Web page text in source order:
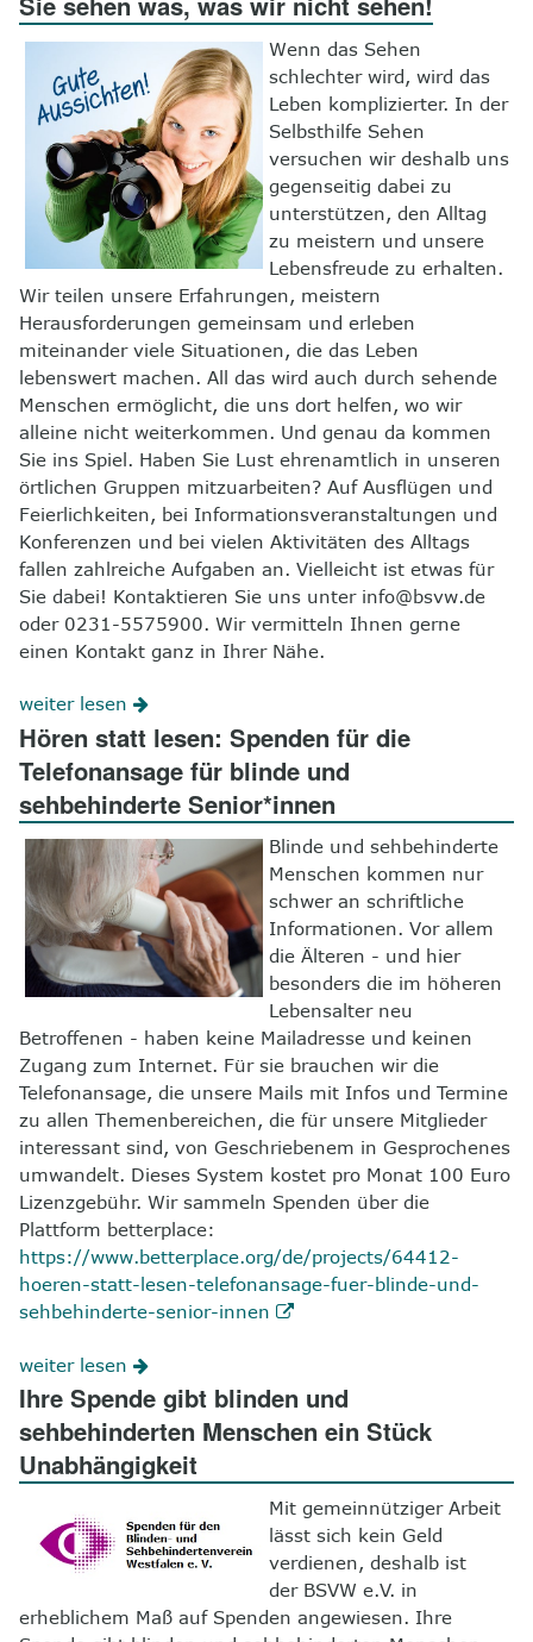
8
Kontakt
Wenn das Sehen
schlechter wird, wird das
Leben komplizierter. In der
Selbsthilfe Sehen
versuchen wir deshalb uns
gegenseitig dabei zu
unterstützen, den Alltag
zu meistern und unsere
Lebensfreude zu erhalten.
Wir teilen unsere Erfahrungen, meistern
Herausforderungen gemeinsam und erleben
miteinander viele Situationen, die das Leben
lebenswert machen. All das wird auch durch sehende
Menschen ermöglicht, die uns dort helfen, wo wir
alleine nicht weiterkommen. Und genau da kommen
Sie ins Spiel. Haben Sie Lust ehrenamtlich in unseren
örtlichen Gruppen mitzuarbeiten? Auf Ausflügen und
Feierlichkeiten, bei Informationsveranstaltungen und
Konferenzen und bei vielen Aktivitäten des Alltags
fallen zahlreiche Aufgaben an. Vielleicht ist etwas für
Sie dabei! Kontaktieren Sie uns unter info@bsvw.de
oder 0231-5575900. Wir vermitteln Ihnen gerne
einen Kontakt ganz in Ihrer Nähe.
weiter lesen
Hören statt lesen: Spenden für die
Telefonansage für blinde und
sehbehinderte Senior*innen
Blinde und sehbehinderte
Menschen kommen nur
schwer an schriftliche
Informationen. Vor allem
die Älteren - und hier
besonders die im höheren
Lebensalter neu
Betroffenen - haben keine Mailadresse und keinen
Zugang zum Internet. Für sie brauchen wir die
Telefonansage, die unsere Mails mit Infos und Termine
zu allen Themenbereichen, die für unsere Mitglieder
interessant sind, von Geschriebenem in Gesprochenes
umwandelt. Dieses System kostet pro Monat 100 Euro
Lizenzgebühr. Wir sammeln Spenden über die
Plattform betterplace:
https://www.betterplace.org/de/projects/64412-
hoeren-statt-lesen-telefonansage-fuer-blinde-und-
sehbehinderte-senior-innen
weiter lesen
Ihre Spende gibt blinden und
sehbehinderten Menschen ein Stück
Unabhängigkeit
Mit gemeinnütziger Arbeit
lässt sich kein Geld
verdienen, deshalb ist
der BSVW e.V. in
erheblichem Maß auf Spenden angewiesen. Ihre